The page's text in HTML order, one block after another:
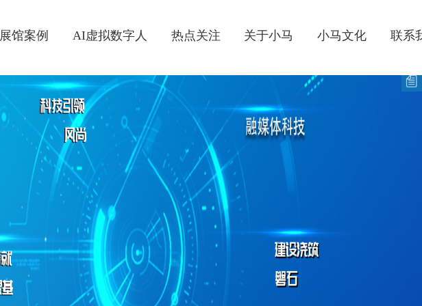
展馆案例 AI虚拟数字人 热点关注 关于小马 小马文化 联系